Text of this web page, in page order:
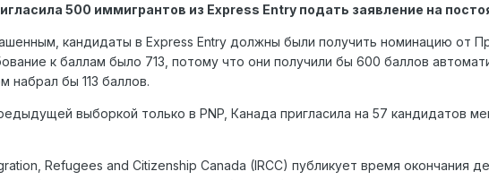
500 иммигрантов из Express Entry подать заявление на
кандидаты в Express Entry должны были получить номинацию от
к баллам было 713, потому что они получили бы 600 баллов
набрал бы 113 баллов.
выборкой только в PNP, Канада пригласила на 57 кандидатов
Refugees and Citizenship Canada (IRCC) публикует время окончания